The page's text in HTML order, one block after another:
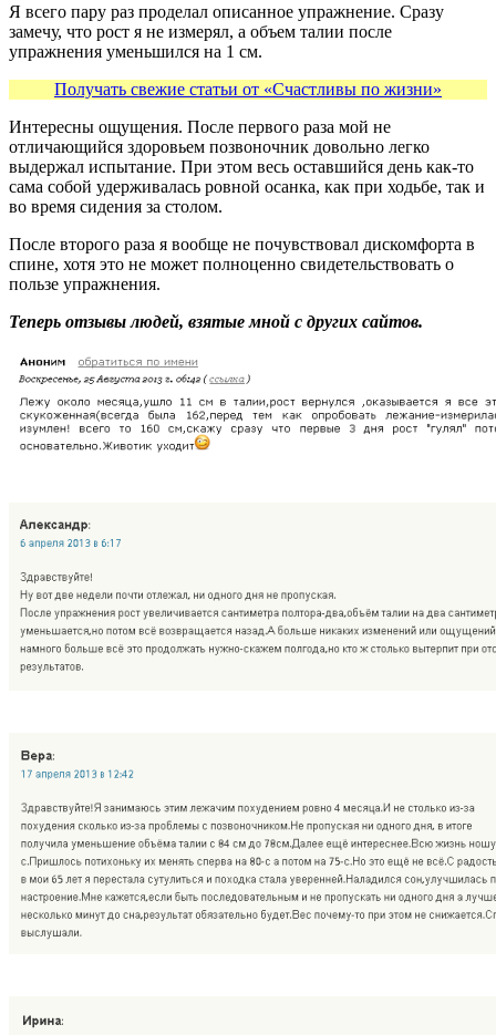
Я всего пару раз проделал описанное упражнение. Сразу
замечу, что рост я не измерял, а объем талии после
упражнения уменьшился на 1 см.
Получать свежие статьи от «Счастливы по жизни»
Интересны ощущения. После первого раза мой не
отличающийся здоровьем позвоночник довольно легко
выдержал испытание. При этом весь оставшийся день как-то
сама собой удерживалась ровной осанка, как при ходьбе, так и
во время сидения за столом.
После второго раза я вообще не почувствовал дискомфорта в
спине, хотя это не может полноценно свидетельствовать о
пользе упражнения.
Теперь отзывы людей, взятые мной с других сайтов.